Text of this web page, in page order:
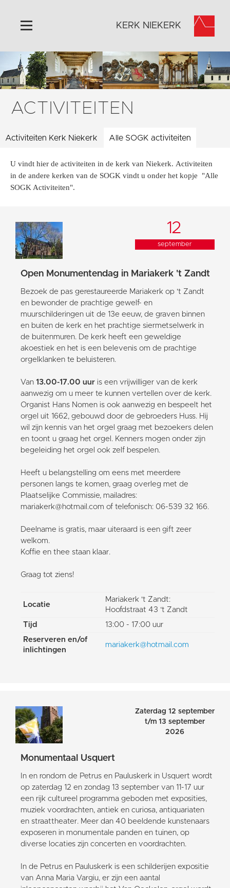
Home
Algemeen
Historie
Activiteiten
Contact
Vaktaal
KERK NIEKERK
ACTIVITEITEN
Activiteiten Kerk Niekerk Alle SOGK activiteiten
U vindt hier de activiteiten in de kerk van Niekerk. Activiteiten
in de andere kerken van de SOGK vindt u onder het kopje "Alle
SOGK Activiteiten".
12
september
Open Monumentendag in Mariakerk 't Zandt
Bezoek de pas gerestaureerde Mariakerk op 't Zandt
en bewonder de prachtige gewelf- en
muurschilderingen uit de 13e eeuw, de graven binnen
en buiten de kerk en het prachtige siermetselwerk in
de buitenmuren. De kerk heeft een geweldige
akoestiek en het is een belevenis om de prachtige
orgelklanken te beluisteren.
Van 13.00-17.00 uur is een vrijwilliger van de kerk
aanwezig om u meer te kunnen vertellen over de kerk.
Organist Hans Nomen is ook aanwezig en bespeelt het
orgel uit 1662, gebouwd door de gebroeders Huss. Hij
wil zijn kennis van het orgel graag met bezoekers delen
en toont u graag het orgel. Kenners mogen onder zijn
begeleiding het orgel ook zelf bespelen.
Heeft u belangstelling om eens met meerdere
personen langs te komen, graag overleg met de
Plaatselijke Commissie, mailadres:
mariakerk@hotmail.com of telefonisch: 06-539 32 166.
Deelname is gratis, maar uiteraard is een gift zeer
welkom.
Koffie en thee staan klaar.
Graag tot ziens!
Locatie
Mariakerk 't Zandt:
Hoofdstraat 43 ‘t Zandt
Tijd
13:00 - 17:00 uur
Reserveren en/of
inlichtingen
mariakerk@hotmail.com
Zaterdag 12 september
t/m 13 september
2026
Monumentaal Usquert
In en rondom de Petrus en Pauluskerk in Usquert wordt
op zaterdag 12 en zondag 13 september van 11-17 uur
een rijk cultureel programma geboden met exposities,
muziek voordrachten, antiek en curiosa, antiquariaten
en straattheater. Meer dan 40 beeldende kunstenaars
exposeren in monumentale panden en tuinen, op
diverse locaties zijn concerten en voordrachten.
In de Petrus en Pauluskerk is een schilderijen expositie
van Anna Maria Vargiu, er zijn een aantal